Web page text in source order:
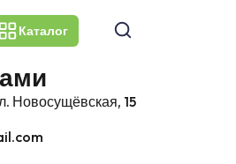
Каталог
Новосущёвская, 15